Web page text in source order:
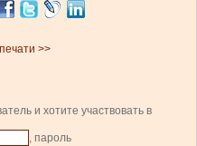
>>
и хотите участвовать в
, пароль